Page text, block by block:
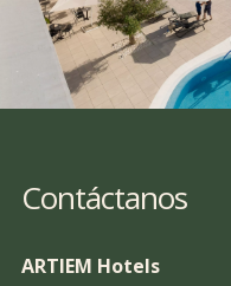
Contáctanos
ARTIEM Hotels